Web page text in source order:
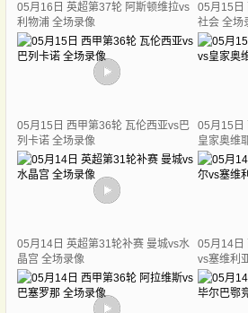
05月16日 英超第37轮 阿斯顿维拉vs
利物浦 全场录像
05月15日
社会 全场
05月15日 西甲第36轮 瓦伦西亚vs巴
列卡诺 全场录像
05月15日
皇家奥维
05月14日 英超第31轮补赛 曼城vs水
晶宫 全场录像
05月14日
vs塞维利